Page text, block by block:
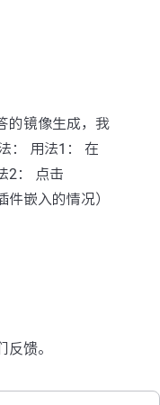
的镜像生成，我
： 用法1： 在
2： 点击
件嵌入的情况）
反馈。